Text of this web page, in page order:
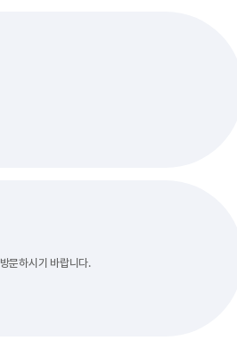
문하시기 바랍니다.